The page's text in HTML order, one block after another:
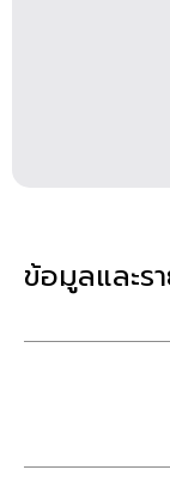
ข้อมูลและร